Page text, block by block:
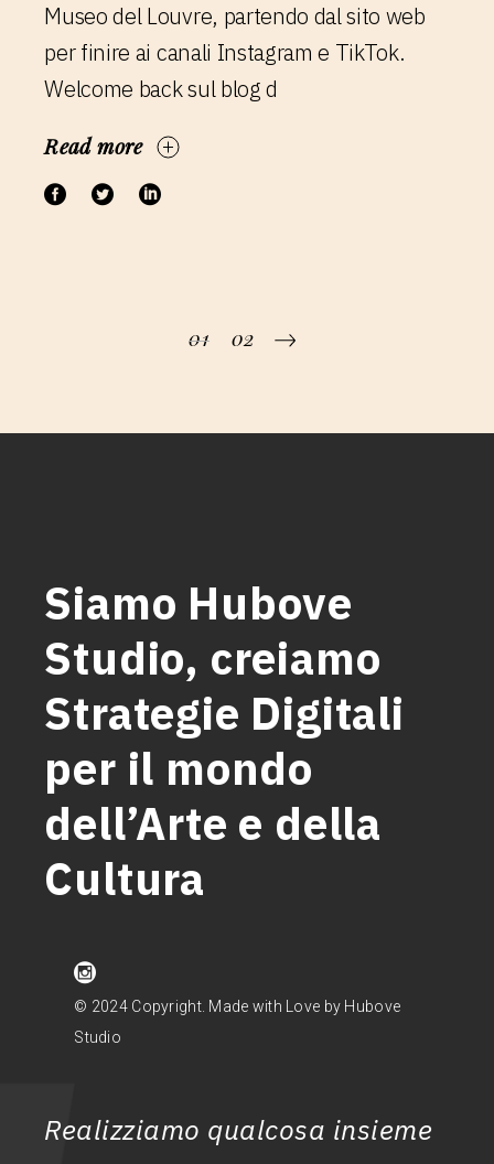
Museo del Louvre, partendo dal sito web
per finire ai canali Instagram e TikTok.
Welcome back sul blog d
Read more
pagination
01 02
Siamo Hubove
Studio, creiamo
Strategie Digitali
per il mondo
dell’Arte e della
Cultura
© 2024 Copyright. Made with Love by Hubove
Studio
Realizziamo qualcosa insieme